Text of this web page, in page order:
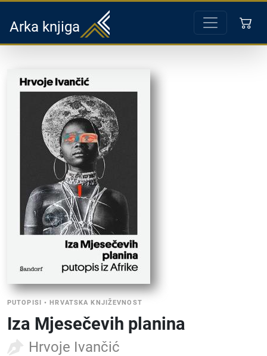
Arka knjiga
PUTOPISI •HRVATSKA KNJIŽEVNOST
Iza Mjesečevih planina
Hrvoje Ivančić